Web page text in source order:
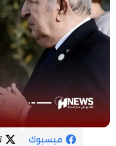
فيسبوك